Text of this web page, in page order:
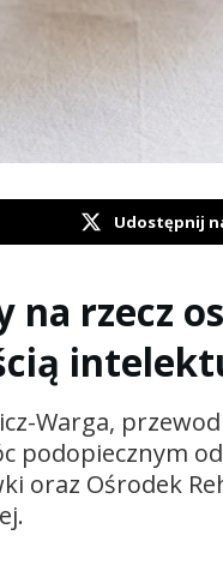
Udostępnij
na rzecz
Warga,
podopiecznym
oraz Ośrodek